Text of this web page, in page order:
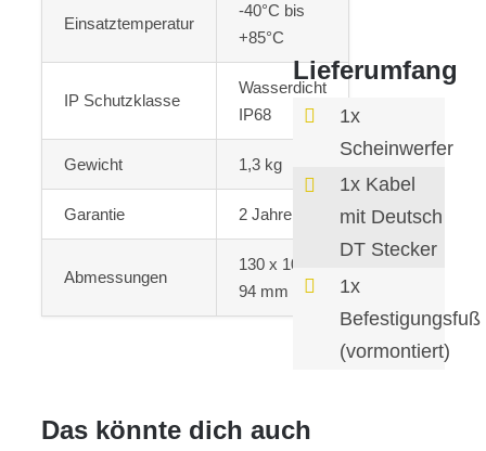
Einsatztemperatur
-40°C bis
+85°C
IP Schutzklasse
Wasserdicht
IP68
Gewicht 1,3 kg
Garantie 2 Jahre
Abmessungen
130 x 102 x
94 mm
Lieferumfang
1x
Scheinwerfer
1x Kabel
mit Deutsch
DT Stecker
1x
Befestigungsfuß
(vormontiert)
Das könnte dich auch